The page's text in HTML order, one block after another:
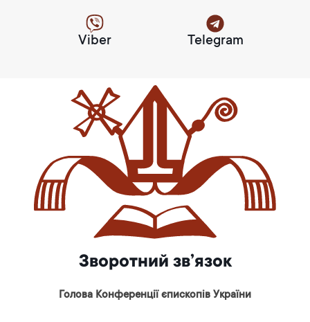
Viber Telegram
Зворотний зв’язок
Голова Конференції єпископів України